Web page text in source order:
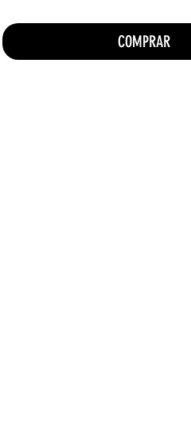
COMPRAR